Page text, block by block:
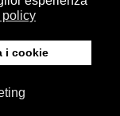
policy
i cookie